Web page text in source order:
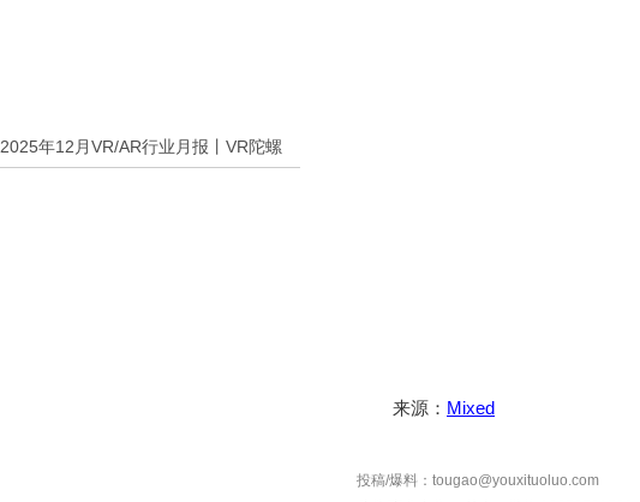
2025年12月VR/AR行业月报丨VR陀螺
来源： Mixed
投稿/爆料：tougao@youxituoluo.com